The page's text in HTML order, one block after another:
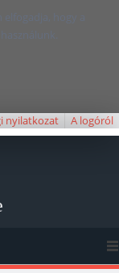
elfogadja, hogy a
nyilatkozat A logóról